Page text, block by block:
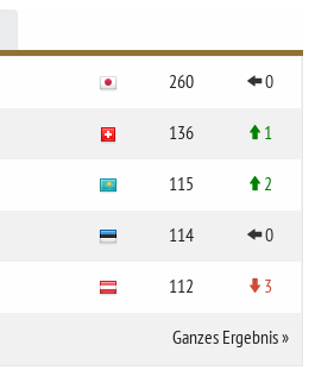
260 0
136 1
115 2
114 0
112 3
Ganzes Ergebnis»